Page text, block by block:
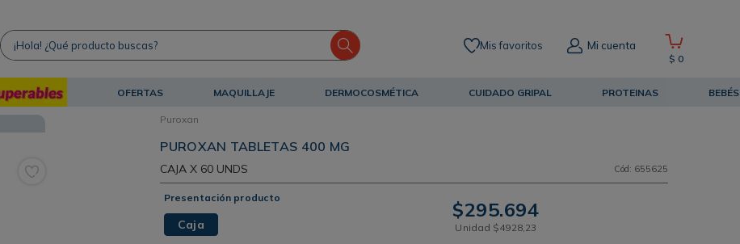
¡Hola! ¿Qué producto buscas?
Mis favoritos Mi cuenta
$ 0
OFERTAS MAQUILLAJE DERMOCOSMÉTICA CUIDADO GRIPAL PROTEINAS BEBÉS
Puroxan
PUROXAN TABLETAS 400 MG
CAJA X 60 UNDS Cód : 655625
Presentación producto
Caja
$295.694
Unidad $4928,23